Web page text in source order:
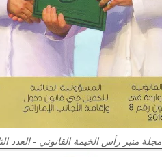
مجلة منبر رأس الخيمة القانوني - العدد